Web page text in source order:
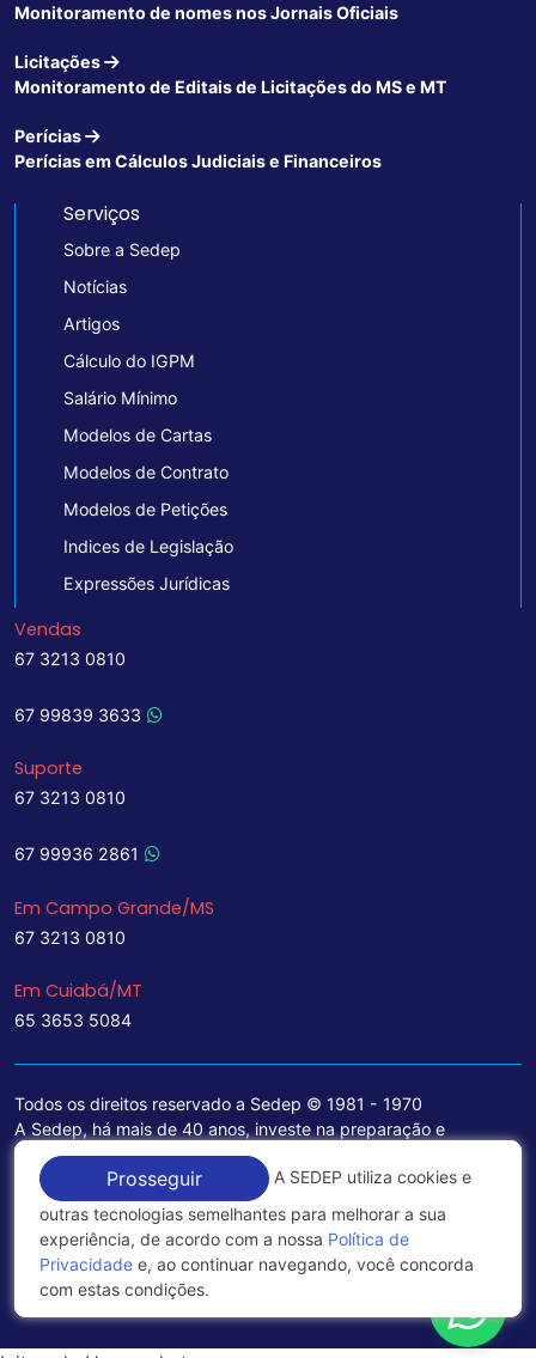
Monitoramento de nomes nos Jornais Oficiais
Licitações
Monitoramento de Editais de Licitações do MS e MT
Perícias
Perícias em Cálculos Judiciais e Financeiros
Serviços
Sobre a Sedep
Notícias
Artigos
Cálculo do IGPM
Salário Mínimo
Modelos de Cartas
Modelos de Contrato
Modelos de Petições
Indices de Legislação
Expressões Jurídicas
Vendas
67 3213 0810
67 99839 3633
Suporte
67 3213 0810
67 99936 2861
Em Campo Grande/MS
67 3213 0810
Em Cuiabá/MT
65 3653 5084
Todos os direitos reservado a Sedep © 1981 - 1970
A Sedep, há mais de 40 anos, investe na preparação e
treinamento de funcionários e na aquisição de tecnologia de
ponta para a ampliação de seu portfólio de serviços voltados
para a área jurídica, que contemplam informações seguras e
excelentes soluções empresariais.
Política de Privacidade
Prosseguir
A SEDEP utiliza cookies e
outras tecnologias semelhantes para melhorar a sua
experiência, de acordo com a nossa Política de
Privacidade e, ao continuar navegando, você concorda
com estas condições.